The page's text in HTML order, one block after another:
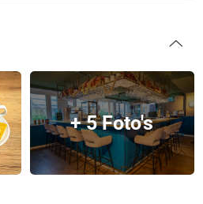
+ 5 Foto's